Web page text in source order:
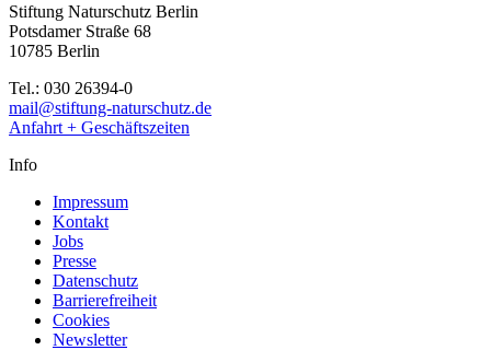
Stiftung Naturschutz Berlin
Potsdamer Straße 68
10785 Berlin
Tel.: 030 26394-0
mail@stiftung-naturschutz.de
Anfahrt + Geschäftszeiten
Info
Impressum
Kontakt
Jobs
Presse
Datenschutz
Barrierefreiheit
Cookies
Newsletter